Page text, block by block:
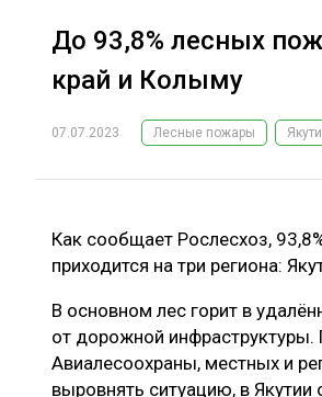
ЛЕСОЗАГОТОВКА
ОБРАБОТКА ДРЕВЕСИНЫ
ЦИФРОВАЯ СРЕДА
ЛОГИСТИКА
До 93,8% лесных
край и Колыму
07.07.2023 Лесные пожары
Как сообщает Рослесхоз,
приходится на три региона:
В основном лес горит в
от дорожной
Авиалесоохраны, местных и
выровнять ситуацию, в